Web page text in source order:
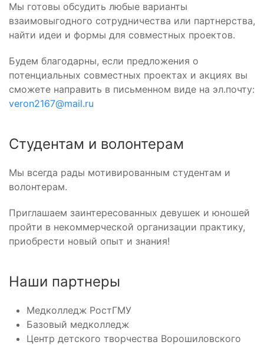
Мы готовы обсудить любые варианты
взаимовыгодного сотрудничества или партнерства,
найти идеи и формы для совместных проектов.
Будем благодарны, если предложения о
потенциальных совместных проектах и акциях вы
сможете направить в письменном виде на эл.почту:
veron2167@mail.ru
Студентам и волонтерам
Мы всегда рады мотивированным студентам и
волонтерам.
Приглашаем заинтересованных девушек и юношей
пройти в некоммерческой организации практику,
приобрести новый опыт и знания!
Наши партнеры
Медколледж РостГМУ
Базовый медколледж
Центр детского творчества Ворошиловского